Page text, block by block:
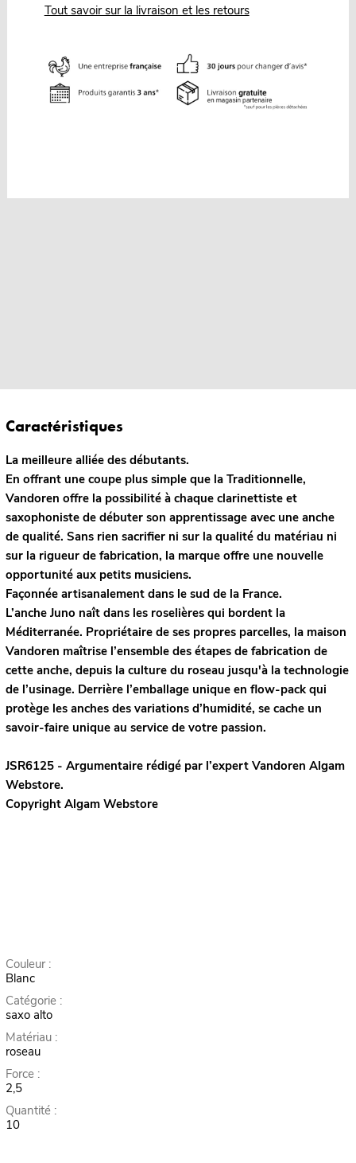
Tout savoir sur la livraison et les retours
Caractéristiques
La meilleure alliée des débutants.
En offrant une coupe plus simple que la Traditionnelle,
Vandoren offre la possibilité à chaque clarinettiste et
saxophoniste de débuter son apprentissage avec une anche
de qualité. Sans rien sacrifier ni sur la qualité du matériau ni
sur la rigueur de fabrication, la marque offre une nouvelle
opportunité aux petits musiciens.
Façonnée artisanalement dans le sud de la France.
L’anche Juno naît dans les roselières qui bordent la
Méditerranée. Propriétaire de ses propres parcelles, la maison
Vandoren maîtrise l’ensemble des étapes de fabrication de
cette anche, depuis la culture du roseau jusqu'à la technologie
de l’usinage. Derrière l’emballage unique en flow-pack qui
protège les anches des variations d’humidité, se cache un
savoir-faire unique au service de votre passion.
JSR6125 - Argumentaire rédigé par l’expert Vandoren Algam
Webstore.
Copyright Algam Webstore
Couleur :
Blanc
Catégorie :
saxo alto
Matériau :
roseau
Force :
2,5
Quantité :
10